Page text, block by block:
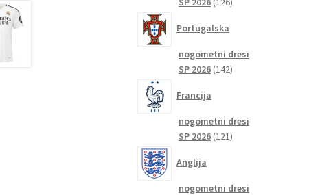
Portugalska
nogometni dresi
SP 2026 142142
Francija
nogometni dresi
SP 2026 121121
Anglija
nogometni dresi